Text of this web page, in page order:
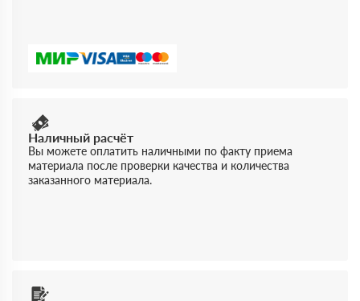
Наличный расчёт
Вы можете оплатить наличными по факту приема
материала после проверки качества и количества
заказанного материала.